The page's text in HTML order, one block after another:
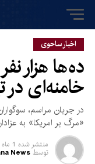
اخبار ساحوی
ده‌ها هزار
خامنه‌ای در
در جریان مراسم،
«مرگ بر امریکا» به
منتشر شده 1 ماه پیش
توسط News